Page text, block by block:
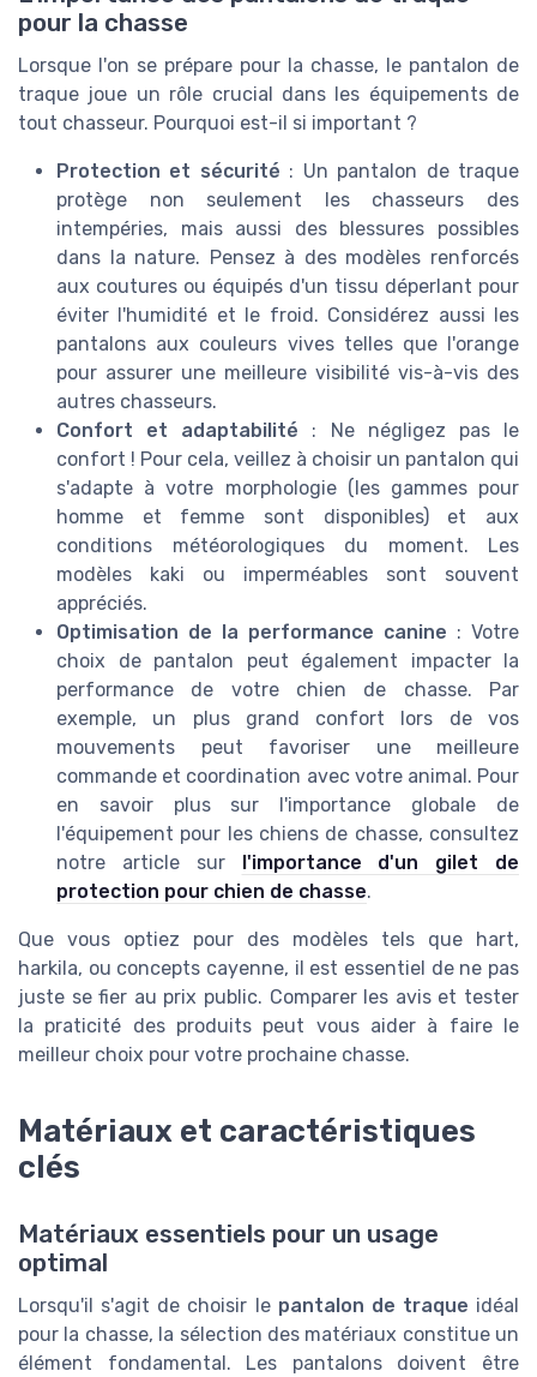
pour la chasse
Lorsque l'on se prépare pour la chasse, le pantalon de
traque joue un rôle crucial dans les équipements de
tout chasseur. Pourquoi est-il si important ?
Protection et sécurité : Un pantalon de traque
protège non seulement les chasseurs des
intempéries, mais aussi des blessures possibles
dans la nature. Pensez à des modèles renforcés
aux coutures ou équipés d'un tissu déperlant pour
éviter l'humidité et le froid. Considérez aussi les
pantalons aux couleurs vives telles que l'orange
pour assurer une meilleure visibilité vis-à-vis des
autres chasseurs.
Confort et adaptabilité : Ne négligez pas le
confort ! Pour cela, veillez à choisir un pantalon qui
s'adapte à votre morphologie (les gammes pour
homme et femme sont disponibles) et aux
conditions météorologiques du moment. Les
modèles kaki ou imperméables sont souvent
appréciés.
Optimisation de la performance canine : Votre
choix de pantalon peut également impacter la
performance de votre chien de chasse. Par
exemple, un plus grand confort lors de vos
mouvements peut favoriser une meilleure
commande et coordination avec votre animal. Pour
en savoir plus sur l'importance globale de
l'équipement pour les chiens de chasse, consultez
notre article sur l'importance d'un gilet de
protection pour chien de chasse.
Que vous optiez pour des modèles tels que hart,
harkila, ou concepts cayenne, il est essentiel de ne pas
juste se fier au prix public. Comparer les avis et tester
la praticité des produits peut vous aider à faire le
meilleur choix pour votre prochaine chasse.
Matériaux et caractéristiques
clés
Matériaux essentiels pour un usage
optimal
Lorsqu'il s'agit de choisir le pantalon de traque idéal
pour la chasse, la sélection des matériaux constitue un
élément fondamental. Les pantalons doivent être